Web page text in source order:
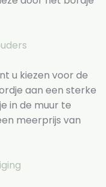
u kiezen voor de
aan een sterke
in de muur te
meerprijs van